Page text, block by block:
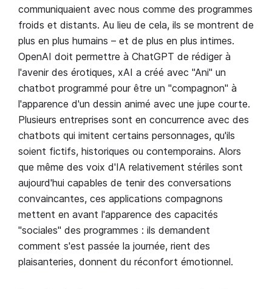
communiquaient avec nous comme des programmes
froids et distants. Au lieu de cela, ils se montrent de
plus en plus humains – et de plus en plus intimes.
OpenAI doit permettre à ChatGPT de rédiger à
l'avenir des érotiques, xAI a créé avec "Ani" un
chatbot programmé pour être un "compagnon" à
l'apparence d'un dessin animé avec une jupe courte.
Plusieurs entreprises sont en concurrence avec des
chatbots qui imitent certains personnages, qu'ils
soient fictifs, historiques ou contemporains. Alors
que même des voix d'IA relativement stériles sont
aujourd'hui capables de tenir des conversations
convaincantes, ces applications compagnons
mettent en avant l'apparence des capacités
"sociales" des programmes : ils demandent
comment s'est passée la journée, rient des
plaisanteries, donnent du réconfort émotionnel.